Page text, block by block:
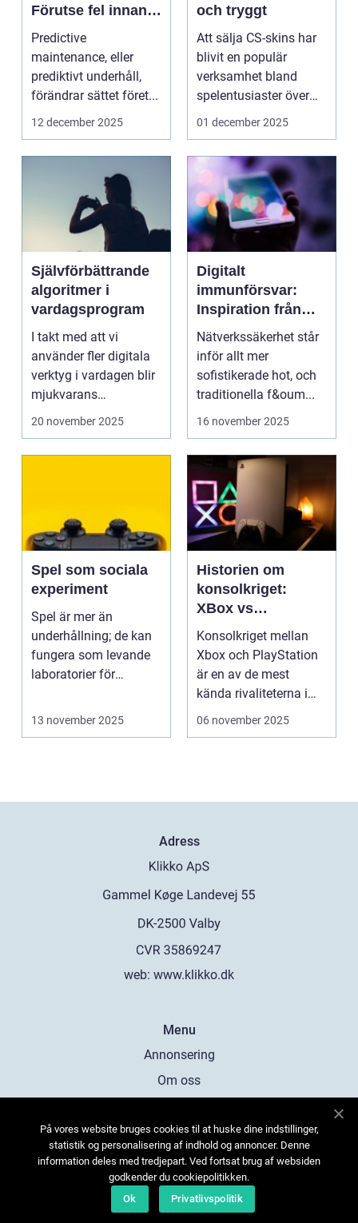
Förutse fel innan
de uppstår med
hjälp av sensorer
Predictive
maintenance, eller
prediktivt underhåll,
förändrar sättet föret...
12 december 2025
och tryggt
Att sälja CS-skins har
blivit en populär
verksamhet bland
spelentusiaster över
hela v...
01 december 2025
Självförbättrande
algoritmer i
vardagsprogram
I takt med att vi
använder fler digitala
verktyg i vardagen blir
mjukvarans
anpassningsför...
20 november 2025
Digitalt
immunförsvar:
Inspiration från
biologiska system
för att stärka
nätverkssäkerhet
Nätverkssäkerhet står
inför allt mer
sofistikerade hot, och
traditionella f&oum...
16 november 2025
Spel som sociala
experiment
Spel är mer än
underhållning; de kan
fungera som levande
laboratorier för
13 november 2025
Historien om
konsolkriget:
XBox vs
PlayStation
Konsolkriget mellan
Xbox och PlayStation
är en av de mest
kända rivaliteterna i
spelvä...
06 november 2025
Adress
web: www.klikko.dk
Menu
Annonsering
Om oss
Kontakta oss
Sitemap
På vores website bruges cookies til at huske dine indstillinger,
statistik og personalisering af indhold og annoncer. Denne
information deles med tredjepart. Ved fortsat brug af websiden
godkender du cookiepolitikken.
Ok
Privatlivspolitik